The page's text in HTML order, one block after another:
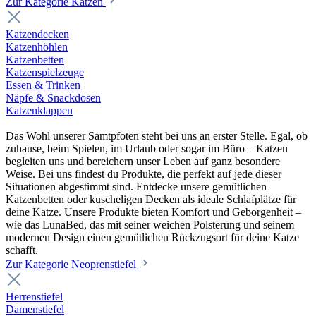
Katzendecken
Katzenhöhlen
Katzenbetten
Katzenspielzeuge
Essen & Trinken
Näpfe & Snackdosen
Katzenklappen
Das Wohl unserer Samtpfoten steht bei uns an erster Stelle. Egal, ob
zuhause, beim Spielen, im Urlaub oder sogar im Büro – Katzen
begleiten uns und bereichern unser Leben auf ganz besondere
Weise. Bei uns findest du Produkte, die perfekt auf jede dieser
Situationen abgestimmt sind. Entdecke unsere gemütlichen
Katzenbetten oder kuscheligen Decken als ideale Schlafplätze für
deine Katze. Unsere Produkte bieten Komfort und Geborgenheit –
wie das LunaBed, das mit seiner weichen Polsterung und seinem
modernen Design einen gemütlichen Rückzugsort für deine Katze
schafft.
Zur Kategorie Neoprenstiefel
Herrenstiefel
Damenstiefel